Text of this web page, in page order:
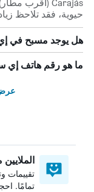
حيوية، فقد تلاحظ
هل يوجد مسبح في
ما هو رقم هاتف
عرض
تقييمات
تمامًا.